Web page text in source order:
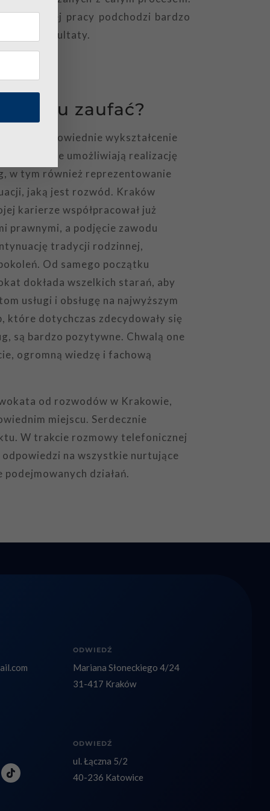
Do swojej pracy podchodzi bardzo
rezultaty.
mu zaufać?
odpowiednie wykształcenie
które umożliwiają realizację
w tym również reprezentowanie
jaką jest rozwód. Kraków
karierze współpracował już
prawnymi, a podjęcie zawodu
tradycji rodzinnej,
Od samego początku
dokłada wszelkich starań, aby
usługi i obsługę na najwyższym
które dotychczas zdecydowały się
są bardzo pozytywne. Chwalą one
ogromną wiedzę i fachową
od rozwodów w Krakowie,
miejscu. Serdecznie
W trakcie rozmowy telefonicznej
na wszystkie nurtujące
działań.
ODWIEDŹ
Mariana Słoneckiego 4/24
31-417 Kraków
ODWIEDŹ
ul. Łączna 5/2
40-236 Katowice